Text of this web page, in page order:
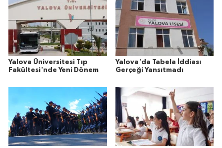
Yalova Üniversitesi Tıp
Fakültesi'nde Yeni Dönem
Yalova'da Tabela İddiası
Gerçeği Yansıtmadı